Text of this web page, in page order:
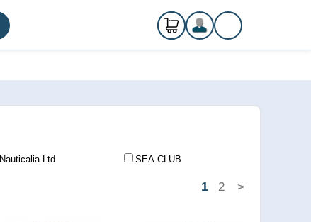
0ks
€ 0,00
Registrácia
Prihlásenie
Nauticalia Ltd SEA-CLUB
1 2 >